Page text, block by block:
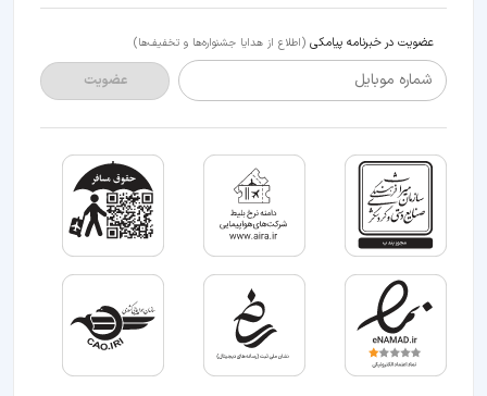
عضویت در خبرنامه پیامکی (اطلاع از هدایا جشنواره‌ها و تخفیف‌ها)
شماره موبایل عضویت